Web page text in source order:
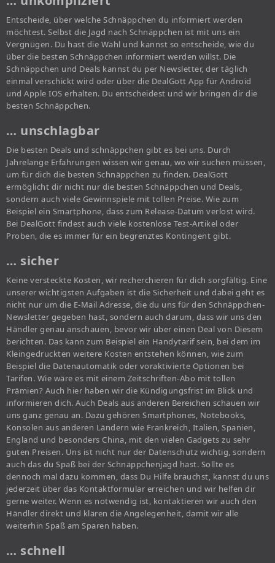
Entscheide, über welche Schnäppchen du informiert werden
möchtest. Selbst die Jagd nach Schnäppchen ist mit uns ein
Vergnügen. Du hast die Wahl und kannst so entscheide, wie du
über die besten Schnäppchen informiert werden willst. Die
Schnäppchen und Deals kannst du per Newsletter, der täglich
einmal verschickt wird oder über die DealGott App für Android
und Apple IOS erhalten. Du entscheidest und wir bringen dir die
besten Schnäppchen.
… unschlagbar
Die besten Deals und schnäppchen gibt es bei uns. Durch
Jahrelange Erfahrungen wissen wir genau, wo wir suchen müssen,
um für dich die besten Schnäppchen zu finden. DealGott
ermöglicht dir nicht nur die besten Schnäppchen und Deals,
sondern auch viele Gewinnspiele mit tollen Preise. Wie zum
Beispiel ein Smartphone, dass zum Release-Datum verlost wird.
Bei DealGott findest auch viele kostenlose Test-Artikel oder
Proben, die es immer für ein begrenztes Kontingent gibt.
… sicher
Keine versteckte Kosten, wir recherchieren für dich sorgfältig. Eine
unserer wichtigsten Aufgaben ist die Sicherheit und dabei geht es
nicht nur um die E-Mail Adresse, die du uns für den Schnäppchen-
Newsletter gegeben hast, sondern auch darum, dass wir uns den
Händler genau anschauen, bevor wir über einen Deal von Diesem
berichten. Das kann zum Beispiel ein Handytarif sein, bei dem im
Kleingedruckten weitere Kosten entstehen können, wie zum
Beispiel die Datenautomatik oder voraktivierte Optionen bei
Tarifen. Wie wäre es mit einem Zeitschriften-Abo mit tollen
Prämien? Auch hier haben wir die Kündigungsfrist im Blick und
informieren dich. Auch Deals aus anderen Bereichen schauen wir
uns ganz genau an. Dazu gehören Smartphones, Notebooks,
Konsolen aus anderen Ländern wie Frankreich, Italien, Spanien,
England und besonders China, mit den vielen Gadgets zu sehr
guten Preisen. Uns ist nicht nur der Datenschutz wichtig, sondern
auch das du Spaß bei der Schnäppchenjagd hast. Sollte es
dennoch mal dazu kommen, dass Du Hilfe brauchst, kannst du uns
jederzeit über das Kontaktformular erreichen und wir helfen dir
gerne weiter. Wenn es notwendig ist, kontaktieren wir auch den
Händler direkt und klären die Angelegenheit, damit wir alle
weiterhin Spaß am Sparen haben.
… schnell